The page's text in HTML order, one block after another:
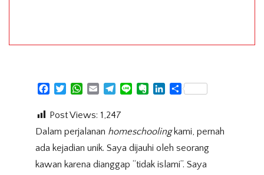
FacebookTwitterWhatsApp
Email Telegram
Line Evernote
LinkedIn
Share
Post Views: 1,247
Dalam perjalanan homeschooling kami, pernah
ada kejadian unik. Saya dijauhi oleh seorang
kawan karena dianggap “tidak islami”. Saya